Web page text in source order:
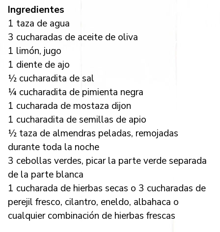
Ingredientes
1 taza de agua
3 cucharadas de aceite de oliva
1 limón, jugo
1 diente de ajo
½ cucharadita de sal
¼ cucharadita de pimienta negra
1 cucharada de mostaza dijon
1 cucharadita de semillas de apio
½ taza de almendras peladas, remojadas
durante toda la noche
3 cebollas verdes, picar la parte verde separada
de la parte blanca
1 cucharada de hierbas secas o 3 cucharadas de
perejil fresco, cilantro, eneldo, albahaca o
cualquier combinación de hierbas frescas